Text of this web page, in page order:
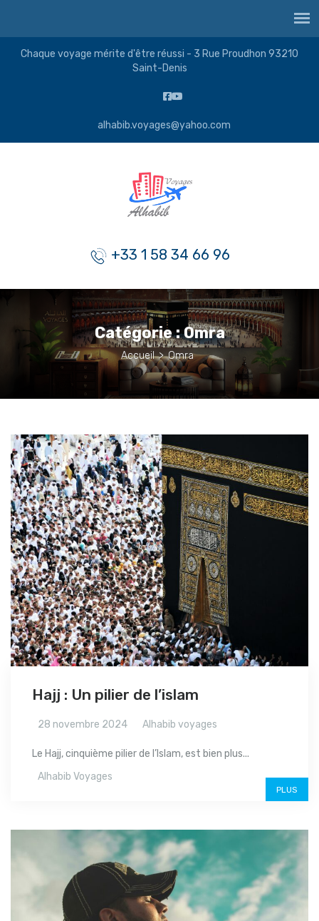
Chaque voyage mérite d'être réussi - 3 Rue Proudhon 93210
Saint-Denis
alhabib.voyages@yahoo.com
+33 1 58 34 66 96
Catégorie :Omra
Accueil > Omra
Hajj : Un pilier de l’islam
28 novembre 2024 Alhabib voyages
Le Hajj, cinquième pilier de l’Islam, est bien plus...
Alhabib Voyages
PLUS